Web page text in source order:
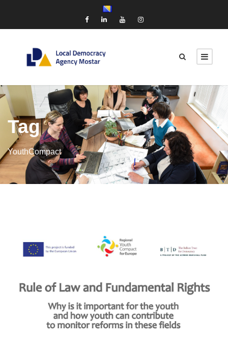
Tag
YouthCompact